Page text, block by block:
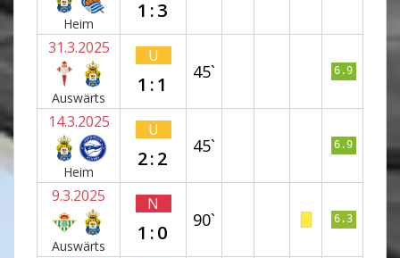
Heim
1:3
31.3.2025
Auswärts
U
1:1
45` 6.9
14.3.2025
Heim
U
2:2
45` 6.9
9.3.2025
Auswärts
N
1:0
90` 6.3